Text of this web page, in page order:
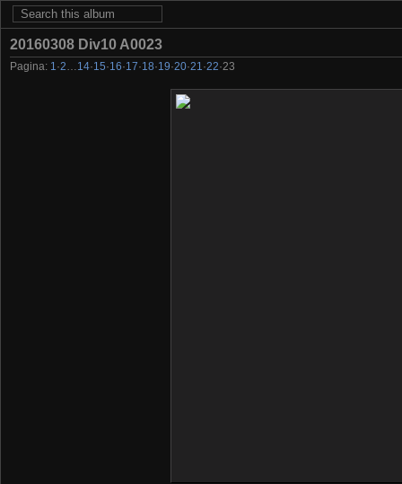
20160308 Div10 A0023
Pagina: 1 ·2 14·15·16·17·18·19·20·21 ·22·23